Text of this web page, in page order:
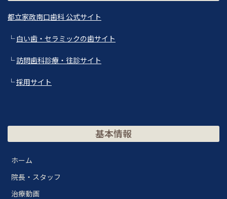
都立家政南口歯科 公式サイト
└白い歯・セラミックの歯サイト
└訪問歯科診療・往診サイト
└採用サイト
基本情報
ホーム
院長・スタッフ
治療動画